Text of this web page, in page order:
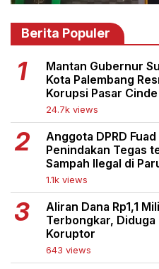
Berita Populer
Mantan Gubernur
Kota Palembang
Korupsi Pasar Cinde
24.7k views
Anggota DPRD
Penindakan Tegas
Sampah Ilegal di
1.1k views
Aliran Dana Rp1,1
Terbongkar,
Koruptor
643 views